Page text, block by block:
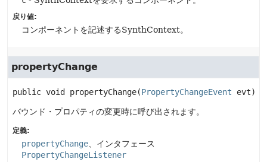
戻り値:
コンポーネントを記述するSynthContext。
propertyChange
public void propertyChange(PropertyChangeEvent evt)
バウンド・プロパティの変更時に呼び出されます。
定義:
propertyChange 、インタフェース
PropertyChangeListener